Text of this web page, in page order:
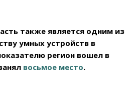
также является одним из
умных устройств в
регион вошел в
восьмое место.